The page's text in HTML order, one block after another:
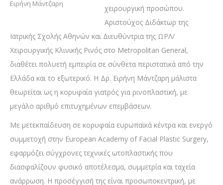
Ειρήνη Μάντζαρη
χειρουργική προσώπου.
Αριστούχος Διδάκτωρ της
Ιατρικής Σχολής Αθηνών και Διευθύντρια της ΩΡΛ/
Χειρουργικής Κλινικής Ρινός στο Metropolitan General,
διαθέτει πολυετή εμπειρία σε σύνθετα περιστατικά από την
Ελλάδα και το εξωτερικό. Η Δρ. Ειρήνη Μάντζαρη μάλιστα
θεωρείται ως η κορυφαία γιατρός για ρινοπλαστική, με
μεγάλο αριθμό επιτυχημένων επεμβάσεων.
Με μετεκπαίδευση σε κορυφαία ευρωπαϊκά κέντρα και ενεργό
συμμετοχή στην European Academy of Facial Plastic Surgery,
εφαρμόζει σύγχρονες τεχνικές ωτοπλαστικής που
διασφαλίζουν φυσικό αποτέλεσμα, συμμετρία και ταχεία
ανάρρωση. Η προσέγγισή της είναι προσωποκεντρική, με